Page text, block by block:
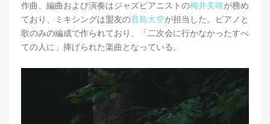
作曲、編曲および演奏はジャズピアニストの梅井美咲が務め
ており、ミキシングは盟友の君島大空が担当した。ピアノと
歌のみの編成で作られており、「二次会に行かなかったすべ
ての人に」捧げられた楽曲となっている。